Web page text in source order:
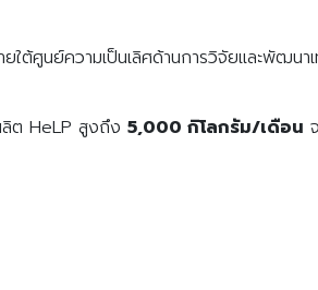
ศูนย์ความเป็นเลิศด้านการวิจัยและพัฒนา
ต HeLP สูงถึง 5,000 กิโลกรัม/เดือน